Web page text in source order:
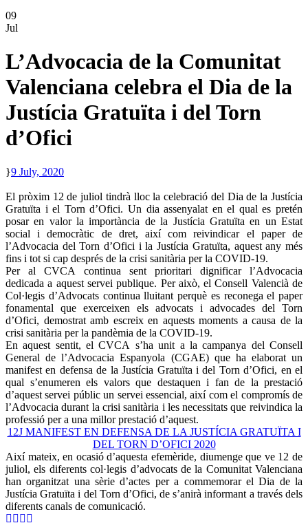
09
Jul
L’Advocacia de la Comunitat
Valenciana celebra el Dia de la
Justícia Gratuïta i del Torn
d’Ofici
9 July, 2020
El pròxim 12 de juliol tindrà lloc la celebració del Dia de la Justícia
Gratuïta i el Torn d’Ofici. Un dia assenyalat en el qual es pretén
posar en valor la importància de la Justícia Gratuïta en un Estat
social i democràtic de dret, així com reivindicar el paper de
l’Advocacia del Torn d’Ofici i la Justícia Gratuïta, aquest any més
fins i tot si cap després de la crisi sanitària per la COVID-19.
Per al CVCA continua sent prioritari dignificar l’Advocacia
dedicada a aquest servei publique. Per això, el Consell Valencià de
Col·legis d’Advocats continua lluitant perquè es reconega el paper
fonamental que exerceixen els advocats i advocades del Torn
d’Ofici, demostrat amb escreix en aquests moments a causa de la
crisi sanitària per la pandèmia de la COVID-19.
En aquest sentit, el CVCA s’ha unit a la campanya del Consell
General de l’Advocacia Espanyola (CGAE) que ha elaborat un
manifest en defensa de la Justícia Gratuïta i del Torn d’Ofici, en el
qual s’enumeren els valors que destaquen i fan de la prestació
d’aquest servei públic un servei essencial, així com el compromís de
l’Advocacia durant la crisi sanitària i les necessitats que reivindica la
professió per a una millor prestació d’aquest.
12J MANIFEST EN DEFENSA DE LA JUSTÍCIA GRATUÏTA I
DEL TORN D’OFICI 2020
Així mateix, en ocasió d’aquesta efemèride, diumenge que ve 12 de
juliol, els diferents col·legis d’advocats de la Comunitat Valenciana
han organitzat una sèrie d’actes per a commemorar el Dia de la
Justícia Gratuïta i del Torn d’Ofici, de s’anirà informant a través dels
diferents canals de comunicació.